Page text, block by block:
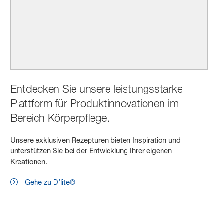
Entdecken Sie unsere leistungsstarke
Plattform für Produktinnovationen im
Bereich Körperpflege.
Unsere exklusiven Rezepturen bieten Inspiration und
unterstützen Sie bei der Entwicklung Ihrer eigenen
Kreationen.
Gehe zu D’lite®